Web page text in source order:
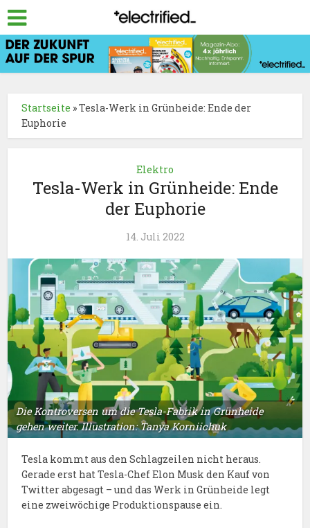
Startseite »Tesla-Werk in Grünheide: Ende der
Euphorie
Elektro
Tesla-Werk in Grünheide: Ende
der Euphorie
14. Juli 2022
Die Kontroversen um die Tesla-Fabrik in Grünheide
gehen weiter. Illustration: Tanya Korniichuk
Tesla kommt aus den Schlagzeilen nicht heraus.
Gerade erst hat Tesla-Chef Elon Musk den Kauf von
Twitter abgesagt – und das Werk in Grünheide legt
eine zweiwöchige Produktionspause ein.